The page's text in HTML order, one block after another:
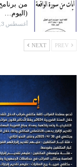
من
(اليوم…
أغسطس 3, 2026
NEXT